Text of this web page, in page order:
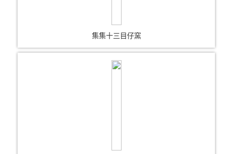
集集十三目仔窯